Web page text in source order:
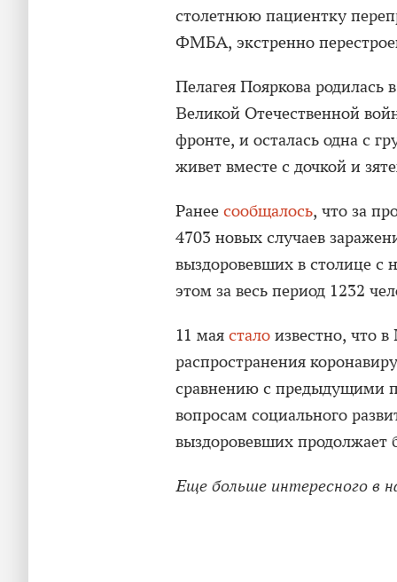
столетнюю пациентку
ФМБА, экстренно
Пелагея Пояркова родилась
Великой Отечественной
фронте, и осталась одна с
живет вместе с дочкой и
Ранее сообщалось, что за
4703 новых случаев
выздоровевших в столице с
этом за весь период 1232
11 мая стало известно, что
распространения
сравнению с предыдущими
вопросам социального
выздоровевших продолжает
Еще больше интересного в